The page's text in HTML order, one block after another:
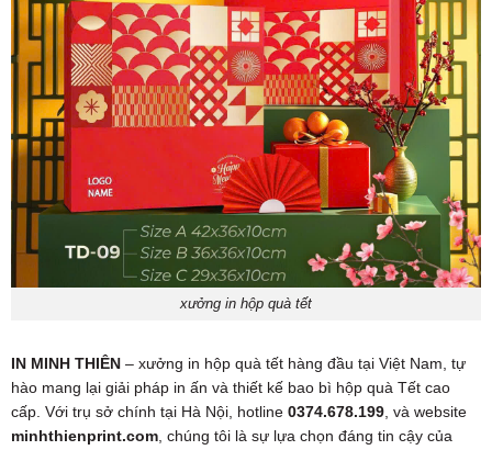
xưởng in hộp quà tết
IN MINH THIÊN– xưởng in hộp quà tết hàng đầu tại Việt Nam, tự
hào mang lại giải pháp in ấn và thiết kế bao bì hộp quà Tết cao
cấp. Với trụ sở chính tại Hà Nội, hotline 0374.678.199, và website
minhthienprint.com, chúng tôi là sự lựa chọn đáng tin cậy của